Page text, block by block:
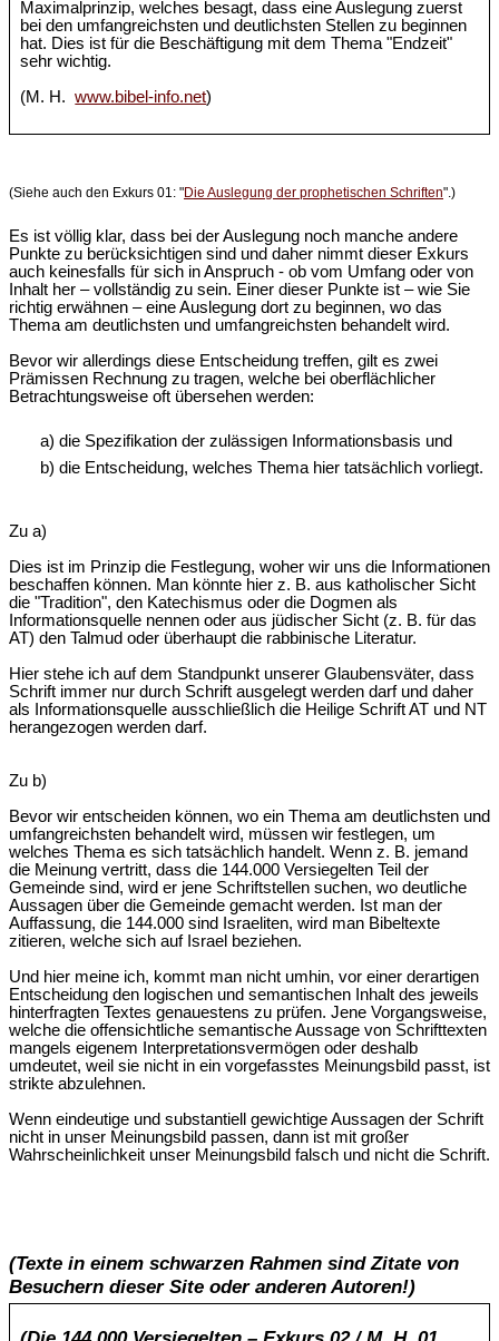
Maximalprinzip, welches besagt, dass eine Auslegung zuerst
bei den umfangreichsten und deutlichsten Stellen zu beginnen
hat. Dies ist für die Beschäftigung mit dem Thema "Endzeit"
sehr wichtig.
(M. H.www.bibel-info.net)
(Siehe auch den Exkurs 01: "Die Auslegung der prophetischen Schriften".)
Es ist völlig klar, dass bei der Auslegung noch manche andere
Punkte zu berücksichtigen sind und daher nimmt dieser Exkurs
auch keinesfalls für sich in Anspruch - ob vom Umfang oder von
Inhalt her – vollständig zu sein. Einer dieser Punkte ist – wie Sie
richtig erwähnen – eine Auslegung dort zu beginnen, wo das
Thema am deutlichsten und umfangreichsten behandelt wird.
Bevor wir allerdings diese Entscheidung treffen, gilt es zwei
Prämissen Rechnung zu tragen, welche bei oberflächlicher
Betrachtungsweise oft übersehen werden:
a) die Spezifikation der zulässigen Informationsbasis und
b) die Entscheidung, welches Thema hier tatsächlich vorliegt.
Zu a)
Dies ist im Prinzip die Festlegung, woher wir uns die Informationen
beschaffen können. Man könnte hier z. B. aus katholischer Sicht
die "Tradition", den Katechismus oder die Dogmen als
Informationsquelle nennen oder aus jüdischer Sicht (z. B. für das
AT) den Talmud oder überhaupt die rabbinische Literatur.
Hier stehe ich auf dem Standpunkt unserer Glaubensväter, dass
Schrift immer nur durch Schrift ausgelegt werden darf und daher
als Informationsquelle ausschließlich die Heilige Schrift AT und NT
herangezogen werden darf.
Zu b)
Bevor wir entscheiden können, wo ein Thema am deutlichsten und
umfangreichsten behandelt wird, müssen wir festlegen, um
welches Thema es sich tatsächlich handelt. Wenn z. B. jemand
die Meinung vertritt, dass die 144.000 Versiegelten Teil der
Gemeinde sind, wird er jene Schriftstellen suchen, wo deutliche
Aussagen über die Gemeinde gemacht werden. Ist man der
Auffassung, die 144.000 sind Israeliten, wird man Bibeltexte
zitieren, welche sich auf Israel beziehen.
Und hier meine ich, kommt man nicht umhin, vor einer derartigen
Entscheidung den logischen und semantischen Inhalt des jeweils
hinterfragten Textes genauestens zu prüfen. Jene Vorgangsweise,
welche die offensichtliche semantische Aussage von Schrifttexten
mangels eigenem Interpretationsvermögen oder deshalb
umdeutet, weil sie nicht in ein vorgefasstes Meinungsbild passt, ist
strikte abzulehnen.
Wenn eindeutige und substantiell gewichtige Aussagen der Schrift
nicht in unser Meinungsbild passen, dann ist mit großer
Wahrscheinlichkeit unser Meinungsbild falsch und nicht die Schrift.
(Texte in einem schwarzen Rahmen sind Zitate von
Besuchern dieser Site oder anderen Autoren!)